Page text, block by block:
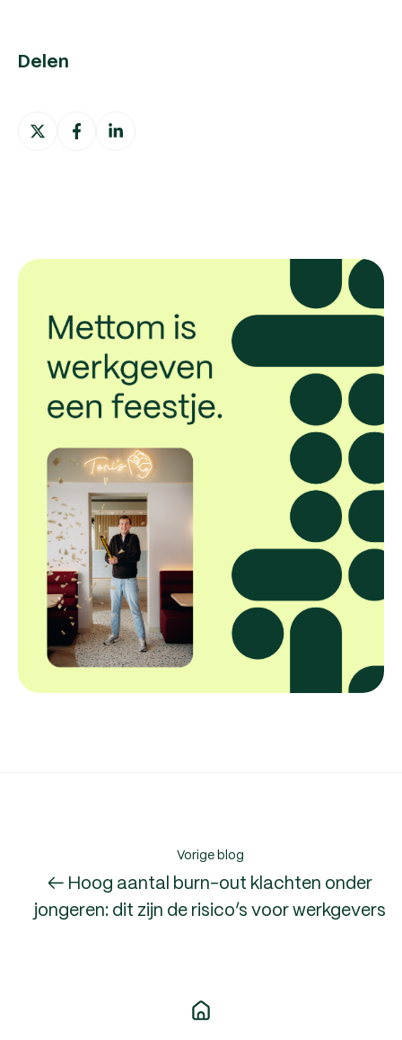
Delen
Deel
op
Deel
op
Deel
op
Vorige blog
← Hoog aantal burn-out klachten onder
jongeren: dit zijn de risico’s voor werkgevers